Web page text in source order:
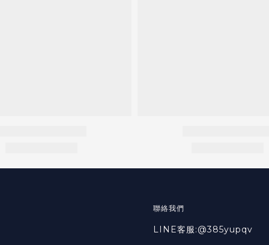
聯絡我們
LINE客服:@385yupqv